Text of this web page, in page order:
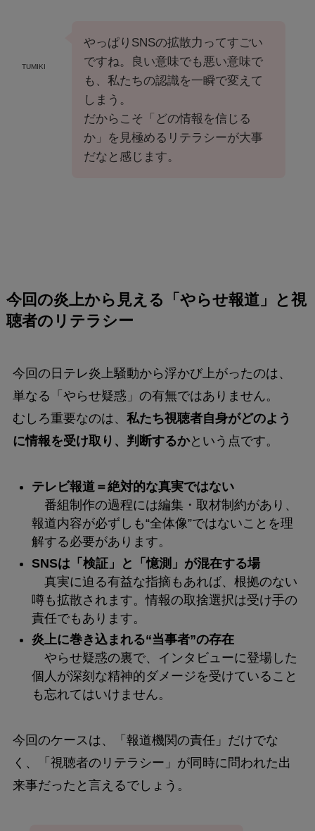
TUMIKI
やっぱりSNSの拡散力ってすごい
ですね。良い意味でも悪い意味で
も、私たちの認識を一瞬で変えて
しまう。
だからこそ「どの情報を信じる
か」を見極めるリテラシーが大事
だなと感じます。
今回の炎上から見える「やらせ報道」と視
聴者のリテラシー
今回の日テレ炎上騒動から浮かび上がったのは、
単なる「やらせ疑惑」の有無ではありません。
むしろ重要なのは、 私たち視聴者自身がどのよう
に情報を受け取り、判断するかという点です。
テレビ報道＝絶対的な真実ではない
番組制作の過程には編集・取材制約があり、
報道内容が必ずしも“全体像”ではないことを理
解する必要があります。
SNSは「検証」と「憶測」が混在する場
真実に迫る有益な指摘もあれば、根拠のない
噂も拡散されます。情報の取捨選択は受け手の
責任でもあります。
炎上に巻き込まれる“当事者”の存在
やらせ疑惑の裏で、インタビューに登場した
個人が深刻な精神的ダメージを受けていること
も忘れてはいけません。
今回のケースは、「報道機関の責任」だけでな
く、「視聴者のリテラシー」が同時に問われた出
来事だったと言えるでしょう。